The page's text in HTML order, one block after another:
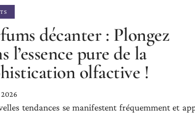
décanter : Plongez
l’essence pure de la
olfactive !
tendances se manifestent fréquemment et